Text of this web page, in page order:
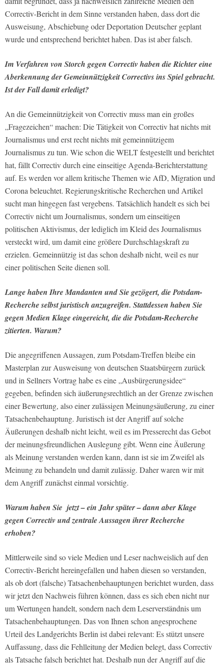
Correctiv-Bericht in dem Sinne verstanden haben, dass dort die
Ausweisung, Abschiebung oder Deportation Deutscher geplant
wurde und entsprechend berichtet haben. Das ist aber falsch.
Im Verfahren von Storch gegen Correctiv haben die Richter eine
Aberkennung der Gemeinnützigkeit Correctivs ins Spiel gebracht.
Ist der Fall damit erledigt?
An die Gemeinnützigkeit von Correctiv muss man ein großes
„Fragezeichen“ machen: Die Tätigkeit von Correctiv hat nichts mit
Journalismus und erst recht nichts mit gemeinnützigem
Journalismus zu tun. Wie schon die WELT festgestellt und berichtet
hat, fällt Correctiv durch eine einseitige Agenda-Berichterstattung
auf. Es werden vor allem kritische Themen wie AfD, Migration und
Corona beleuchtet. Regierungskritische Recherchen und Artikel
sucht man hingegen fast vergebens. Tatsächlich handelt es sich bei
Correctiv nicht um Journalismus, sondern um einseitigen
politischen Aktivismus, der lediglich im Kleid des Journalismus
versteckt wird, um damit eine größere Durchschlagskraft zu
erzielen. Gemeinnützig ist das schon deshalb nicht, weil es nur
einer politischen Seite dienen soll.
Lange haben Ihre Mandanten und Sie gezögert, die Potsdam-
Recherche selbst juristisch anzugreifen. Stattdessen haben Sie
gegen Medien Klage eingereicht, die die Potsdam-Recherche
zitierten. Warum?
Die angegriffenen Aussagen, zum Potsdam-Treffen bleibe ein
Masterplan zur Ausweisung von deutschen Staatsbürgern zurück
und in Sellners Vortrag habe es eine „Ausbürgerungsidee“
gegeben, befinden sich äußerungsrechtlich an der Grenze zwischen
einer Bewertung, also einer zulässigen Meinungsäußerung, zu einer
Tatsachenbehauptung. Juristisch ist der Angriff auf solche
Äußerungen deshalb nicht leicht, weil es im Presserecht das Gebot
der meinungsfreundlichen Auslegung gibt. Wenn eine Äußerung
als Meinung verstanden werden kann, dann ist sie im Zweifel als
Meinung zu behandeln und damit zulässig. Daher waren wir mit
dem Angriff zunächst einmal vorsichtig.
Warum haben Sie jetzt – ein Jahr später – dann aber Klage
gegen Correctiv und zentrale Aussagen ihrer Recherche
erhoben?
Mittlerweile sind so viele Medien und Leser nachweislich auf den
Correctiv-Bericht hereingefallen und haben diesen so verstanden,
als ob dort (falsche) Tatsachenbehauptungen berichtet wurden, dass
wir jetzt den Nachweis führen können, dass es sich eben nicht nur
um Wertungen handelt, sondern nach dem Leserverständnis um
Tatsachenbehauptungen. Das von Ihnen schon angesprochene
Urteil des Landgerichts Berlin ist dabei relevant: Es stützt unsere
Auffassung, dass die Fehlleitung der Medien belegt, dass Correctiv
als Tatsache falsch berichtet hat. Deshalb nun der Angriff auf die